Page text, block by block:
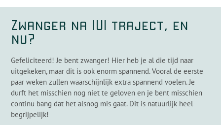
Zwanger na IUI traject, en
nu?
Gefeliciteerd! Je bent zwanger! Hier heb je al die tijd naar
uitgekeken, maar dit is ook enorm spannend. Vooral de eerste
paar weken zullen waarschijnlijk extra spannend voelen. Je
durft het misschien nog niet te geloven en je bent misschien
continu bang dat het alsnog mis gaat. Dit is natuurlijk heel
begrijpelijk!